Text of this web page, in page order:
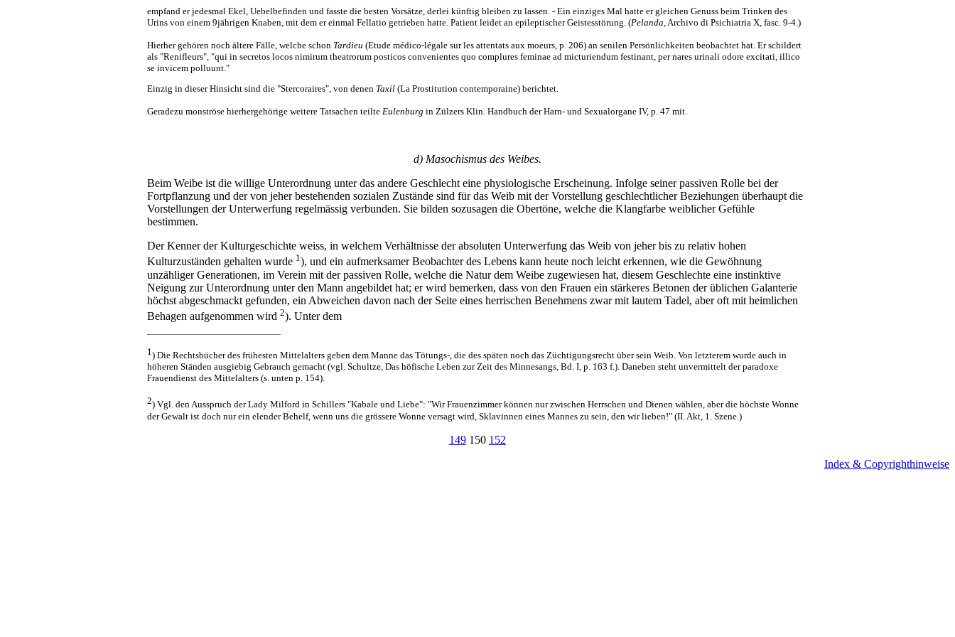
empfand er jedesmal Ekel, Uebelbefinden und fasste die besten Vorsätze, derlei künftig bleiben zu lassen. - Ein einziges Mal hatte er gleichen Genuss beim Trinken des
Urins von einem 9jährigen Knaben, mit dem er einmal Fellatio getrieben hatte. Patient leidet an epileptischer Geistesstörung. (Pelanda, Archivo di Psichiatria X, fasc. 9-4.)
Hierher gehören noch ältere Fälle, welche schon Tardieu (Etude médico-légale sur les attentats aux moeurs, p. 206) an senilen Persönlichkeiten beobachtet hat. Er schildert
als "Renifleurs", "qui in secretos locos nimirum theatrorum posticos convenientes quo complures feminae ad micturiendum festinant, per nares urinali odore excitati, illico
se invicem polluunt."
Einzig in dieser Hinsicht sind die "Stercoraires", von denen Taxil (La Prostitution contemporaine) berichtet.
Geradezu monströse hierhergehörige weitere Tatsachen teilteEulenburg in Zülzers Klin. Handbuch der Harn- und Sexualorgane IV, p. 47 mit.
d) Masochismus des Weibes.
Beim Weibe ist die willige Unterordnung unter das andere Geschlecht eine physiologische Erscheinung. Infolge seiner passiven Rolle bei der
Fortpflanzung und der von jeher bestehenden sozialen Zustände sind für das Weib mit der Vorstellung geschlechtlicher Beziehungen überhaupt die
Vorstellungen der Unterwerfung regelmässig verbunden. Sie bilden sozusagen die Obertöne, welche die Klangfarbe weiblicher Gefühle
bestimmen.
Der Kenner der Kulturgeschichte weiss, in welchem Verhältnisse der absoluten Unterwerfung das Weib von jeher bis zu relativ hohen
Kulturzuständen gehalten wurde 1), und ein aufmerksamer Beobachter des Lebens kann heute noch leicht erkennen, wie die Gewöhnung
unzähliger Generationen, im Verein mit der passiven Rolle, welche die Natur dem Weibe zugewiesen hat, diesem Geschlechte eine instinktive
Neigung zur Unterordnung unter den Mann angebildet hat; er wird bemerken, dass von den Frauen ein stärkeres Betonen der üblichen Galanterie
höchst abgeschmackt gefunden, ein Abweichen davon nach der Seite eines herrischen Benehmens zwar mit lautem Tadel, aber oft mit heimlichen
Behagen aufgenommen wird2). Unter dem
1) Die Rechtsbücher des frühesten Mittelalters geben dem Manne das Tötungs-, die des späten noch das Züchtigungsrecht über sein Weib. Von letzterem wurde auch in
höheren Ständen ausgiebig Gebrauch gemacht (vgl. Schultze, Das höfische Leben zur Zeit des Minnesangs, Bd. I, p. 163 f.). Daneben steht unvermittelt der paradoxe
Frauendienst des Mittelalters (s. unten p. 154).
2) Vgl. den Ausspruch der Lady Milford in Schillers "Kabale und Liebe": "Wir Frauenzimmer können nur zwischen Herrschen und Dienen wählen, aber die höchste Wonne
der Gewalt ist doch nur ein elender Behelf, wenn uns die grössere Wonne versagt wird, Sklavinnen eines Mannes zu sein, den wir lieben!" (II. Akt, 1. Szene.)
149 150 152
Index & Copyrighthinweise